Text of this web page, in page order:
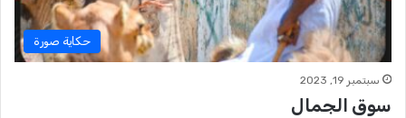
حكاية صورة
سبتمبر 19, 2023
سوق الجمال